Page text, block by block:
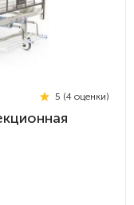
5 (4 оценки)